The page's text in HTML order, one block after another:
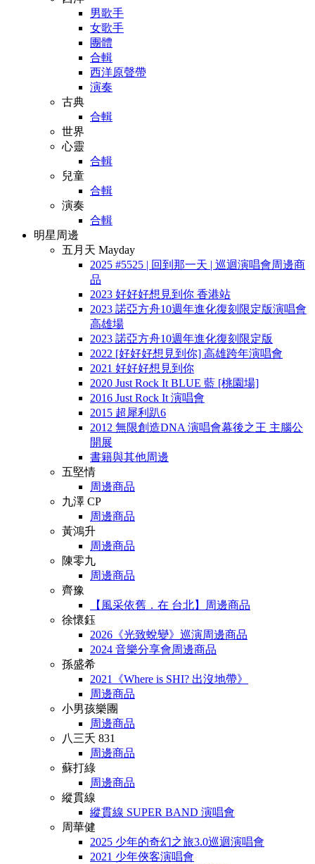
男歌手
女歌手
團體
合輯
西洋原聲帶
演奏
古典
合輯
世界
心靈
合輯
兒童
合輯
演奏
合輯
明星周邊
五月天 Mayday
2025 #5525 | 回到那一天 | 巡迴演唱會周邊商
品
2023 好好好想見到你 香港站
2023 諾亞方舟10週年進化復刻限定版演唱會
高雄場
2023 諾亞方舟10週年進化復刻限定版
2022 [好好好想見到你] 高雄跨年演唱會
2021 好好好想見到你
2020 Just Rock It BLUE 藍 [桃園場]
2016 Just Rock It 演唱會
2015 超犀利趴6
2012 無限創造DNA 演唱會幕後之王 主腦公
開展
書籍與其他周邊
五堅情
周邊商品
九澤 CP
周邊商品
黃鴻升
周邊商品
陳零九
周邊商品
齊豫
【風采依舊．在 台北】周邊商品
徐懷鈺
2026《光致蛻變》巡演周邊商品
2024 音樂分享會周邊商品
孫盛希
2021《Where is SHI? 出沒地帶》
周邊商品
小男孩樂團
周邊商品
八三夭 831
周邊商品
蘇打綠
周邊商品
縱貫線
縱貫線 SUPER BAND 演唱會
周華健
2025 少年的奇幻之旅3.0巡迴演唱會
2021 少年俠客演唱會